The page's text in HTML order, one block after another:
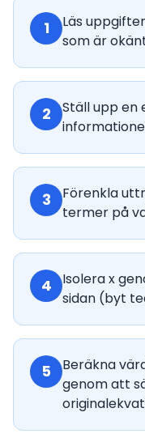
1
Läs
som är
2
Ställ upp en
3
Förenkla
termer på
4
Isolera x
sidan (byt
5
Beräkna
genom att